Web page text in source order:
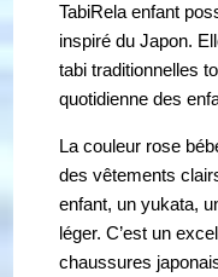
TabiRela enfant
inspiré du Japon.
tabi traditionnelles
quotidienne des
La couleur rose
des vêtements
enfant, un yukata,
léger. C’est un
chaussures